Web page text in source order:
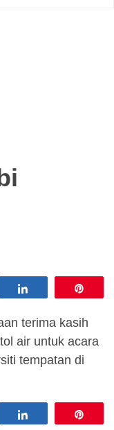
terima kasih
air untuk acara
tempatan di